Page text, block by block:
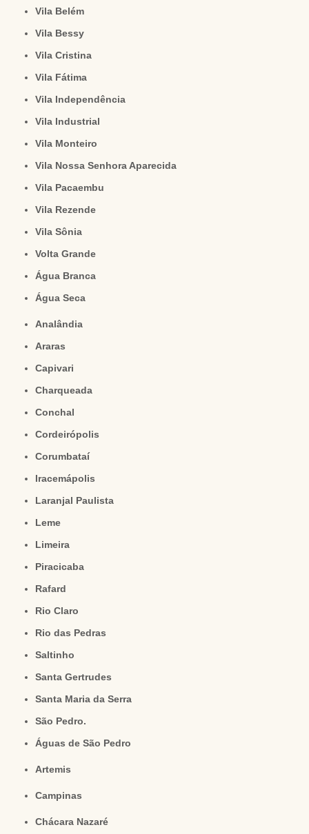
Vila Belém
Vila Bessy
Vila Cristina
Vila Fátima
Vila Independência
Vila Industrial
Vila Monteiro
Vila Nossa Senhora Aparecida
Vila Pacaembu
Vila Rezende
Vila Sônia
Volta Grande
Água Branca
Água Seca
Analândia
Araras
Capivari
Charqueada
Conchal
Cordeirópolis
Corumbataí
Iracemápolis
Laranjal Paulista
Leme
Limeira
Piracicaba
Rafard
Rio Claro
Rio das Pedras
Saltinho
Santa Gertrudes
Santa Maria da Serra
São Pedro.
Águas de São Pedro
Artemis
Campinas
Chácara Nazaré